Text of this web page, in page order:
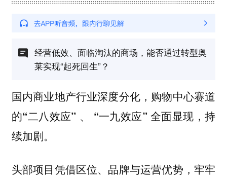
经营低效、面临淘汰的商场，能否通过转型奥
莱实现“起死回生”？
国内商业地产行业深度分化，购物中心赛道
的“二八效应” 、 “一九效应” 全面显现，持
续加剧。
头部项目凭借区位、品牌与运营优势，牢牢